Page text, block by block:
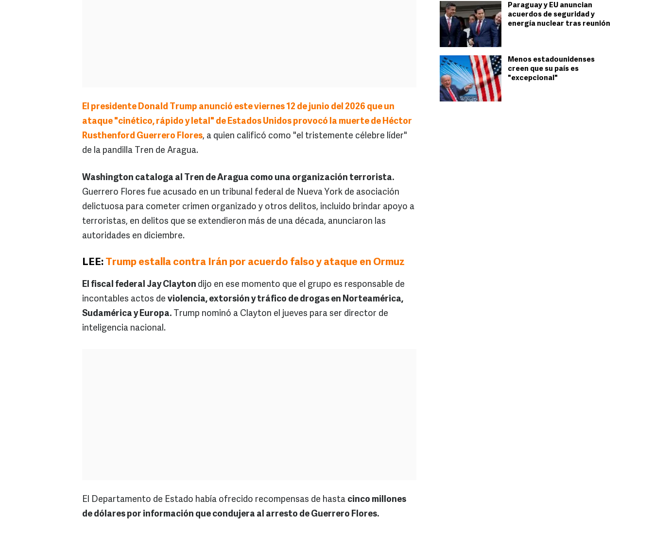
Paraguay y EU anuncian
acuerdos de seguridad y
energía nuclear tras reunión
Menos estadounidenses
creen que su país es
"excepcional"
El presidente Donald Trump anunció este viernes 12 de junio del 2026 que un
ataque "cinético, rápido y letal" de Estados Unidos provocó la muerte de Héctor
Rusthenford Guerrero Flores, a quien calificó como "el tristemente célebre líder"
de la pandilla Tren de Aragua.
Washington cataloga al Tren de Aragua como una organización terrorista.
Guerrero Flores fue acusado en un tribunal federal de Nueva York de asociación
delictuosa para cometer crimen organizado y otros delitos, incluido brindar apoyo a
terroristas, en delitos que se extendieron más de una década, anunciaron las
autoridades en diciembre.
LEE: Trump estalla contra Irán por acuerdo falso y ataque en Ormuz
El fiscal federal Jay Clayton dijo en ese momento que el grupo es responsable de
incontables actos de violencia, extorsión y tráfico de drogas en Norteamérica,
Sudamérica y Europa. Trump nominó a Clayton el jueves para ser director de
inteligencia nacional.
El Departamento de Estado había ofrecido recompensas de hasta cinco millones
de dólares por información que condujera al arresto de Guerrero Flores.